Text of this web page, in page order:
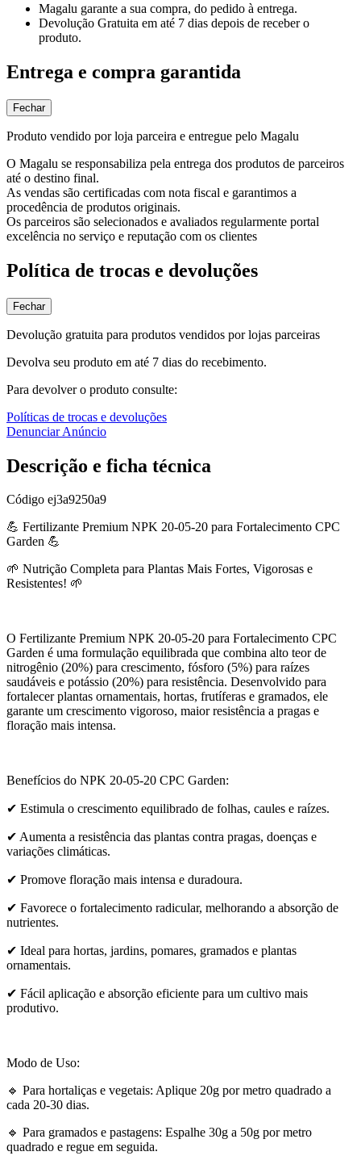
Magalu garante a sua compra, do pedido à entrega.
Devolução Gratuita em até 7 dias depois de receber o
produto.
Entrega e compra garantida
Fechar
Produto vendido por loja parceira e entregue pelo Magalu
O Magalu se responsabiliza pela entrega dos produtos de parceiros
até o destino final.
As vendas são certificadas com nota fiscal e garantimos a
procedência de produtos originais.
Os parceiros são selecionados e avaliados regularmente portal
excelência no serviço e reputação com os clientes
Política de trocas e devoluções
Fechar
Devolução gratuita para produtos vendidos por lojas parceiras
Devolva seu produto em até 7 dias do recebimento.
Para devolver o produto consulte:
Políticas de trocas e devoluções
Denunciar Anúncio
Descrição e ficha técnica
Código ej3a9250a9
💪 Fertilizante Premium NPK 20-05-20 para Fortalecimento CPC
Garden 💪
🌱 Nutrição Completa para Plantas Mais Fortes, Vigorosas e
Resistentes! 🌱
O Fertilizante Premium NPK 20-05-20 para Fortalecimento CPC
Garden é uma formulação equilibrada que combina alto teor de
nitrogênio (20%) para crescimento, fósforo (5%) para raízes
saudáveis e potássio (20%) para resistência. Desenvolvido para
fortalecer plantas ornamentais, hortas, frutíferas e gramados, ele
garante um crescimento vigoroso, maior resistência a pragas e
floração mais intensa.
Benefícios do NPK 20-05-20 CPC Garden:
✔ Estimula o crescimento equilibrado de folhas, caules e raízes.
✔ Aumenta a resistência das plantas contra pragas, doenças e
variações climáticas.
✔ Promove floração mais intensa e duradoura.
✔ Favorece o fortalecimento radicular, melhorando a absorção de
nutrientes.
✔ Ideal para hortas, jardins, pomares, gramados e plantas
ornamentais.
✔ Fácil aplicação e absorção eficiente para um cultivo mais
produtivo.
Modo de Uso:
🔹 Para hortaliças e vegetais: Aplique 20g por metro quadrado a
cada 20-30 dias.
🔹 Para gramados e pastagens: Espalhe 30g a 50g por metro
quadrado e regue em seguida.